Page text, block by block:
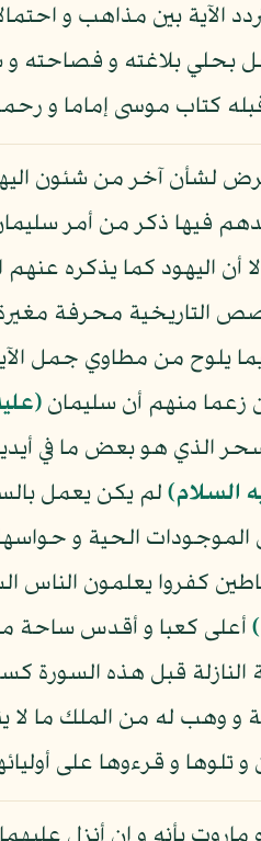
الآية بين مذاهب و
بلاغته و فصاحته و
كتاب موسى إماما و
لشأن آخر من شئون
فيها ذكر من أمر
اليهود كما يذكره
التاريخية محرفة
يلوح من مطاوي جمل
زعما منهم أن سليمان
الذي هو بعض ما في
السلام) لم يكن يعمل
الموجودات الحية و
كفروا يعلمون الناس
أعلى كعبا و أقدس ساحة
قبل هذه السورة
و وهب له من الملك
و تلوها و قرءوها على